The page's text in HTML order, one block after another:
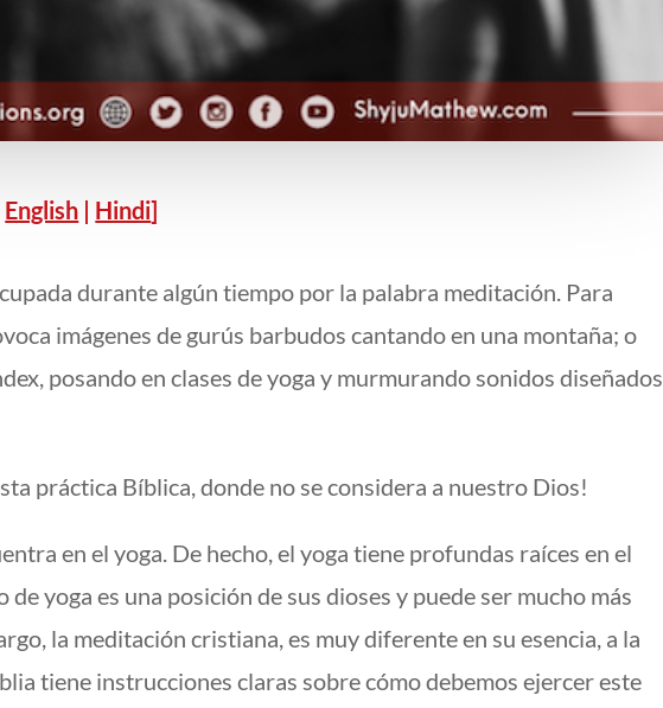
English | Hindi]
durante algún tiempo por la palabra meditación. Para
imágenes de gurús barbudos cantando en una montaña; o
posando en clases de yoga y murmurando sonidos diseñados
práctica Bíblica, donde no se considera a nuestro Dios!
en el yoga. De hecho, el yoga tiene profundas raíces en el
yoga es una posición de sus dioses y puede ser mucho más
la meditación cristiana, es muy diferente en su esencia, a la
tiene instrucciones claras sobre cómo debemos ejercer este